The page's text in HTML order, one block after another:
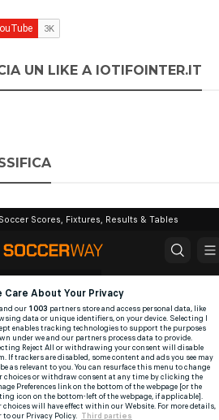
UN LIKE A IOTIFOINTER.IT